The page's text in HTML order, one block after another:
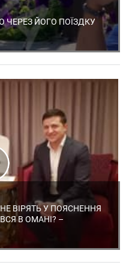
ЧЕРЕЗ ЙОГО ПОЇЗДКУ
ВІРЯТЬ У ПОЯСНЕННЯ
В ОМАНІ? –